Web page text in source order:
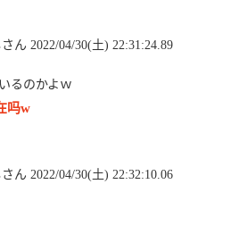
ん 2022/04/30(土) 22:31:24.89
るのかよｗ
吗w
ん 2022/04/30(土) 22:32:10.06